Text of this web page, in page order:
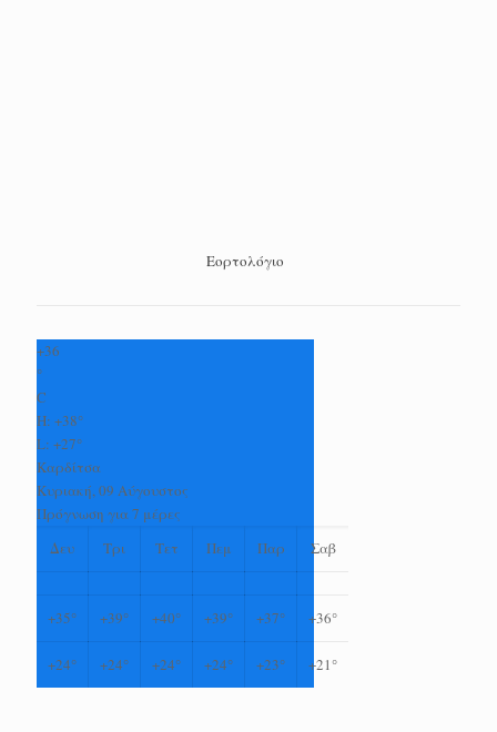
Εορτολόγιο
+36
°
C
H: +38°
L: +27°
Καρδίτσα
Κυριακή, 09 Αύγουστος
Πρόγνωση για 7 μέρες
Δευ
Τρι Τετ Πεμ Παρ Σαβ
+35° +39° +40° +39° +37° +36°
+24° +24° +24° +24° +23° +21°